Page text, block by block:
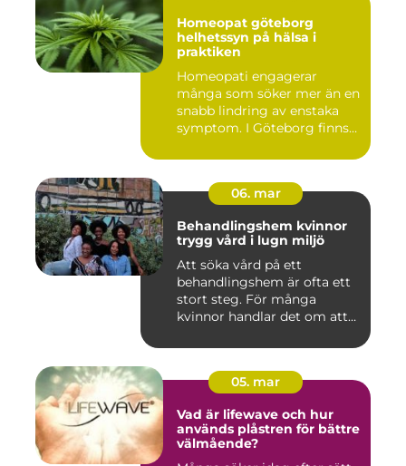
Homeopat göteborg
helhetssyn på hälsa i
praktiken
Homeopati engagerar
många som söker mer än en
snabb lindring av enstaka
symptom. I Göteborg finns
06. mar
Behandlingshem kvinnor
trygg vård i lugn miljö
Att söka vård på ett
behandlingshem är ofta ett
stort steg. För många
kvinnor handlar det om att
05. mar
Vad är lifewave och hur
används plåstren för bättre
välmående?